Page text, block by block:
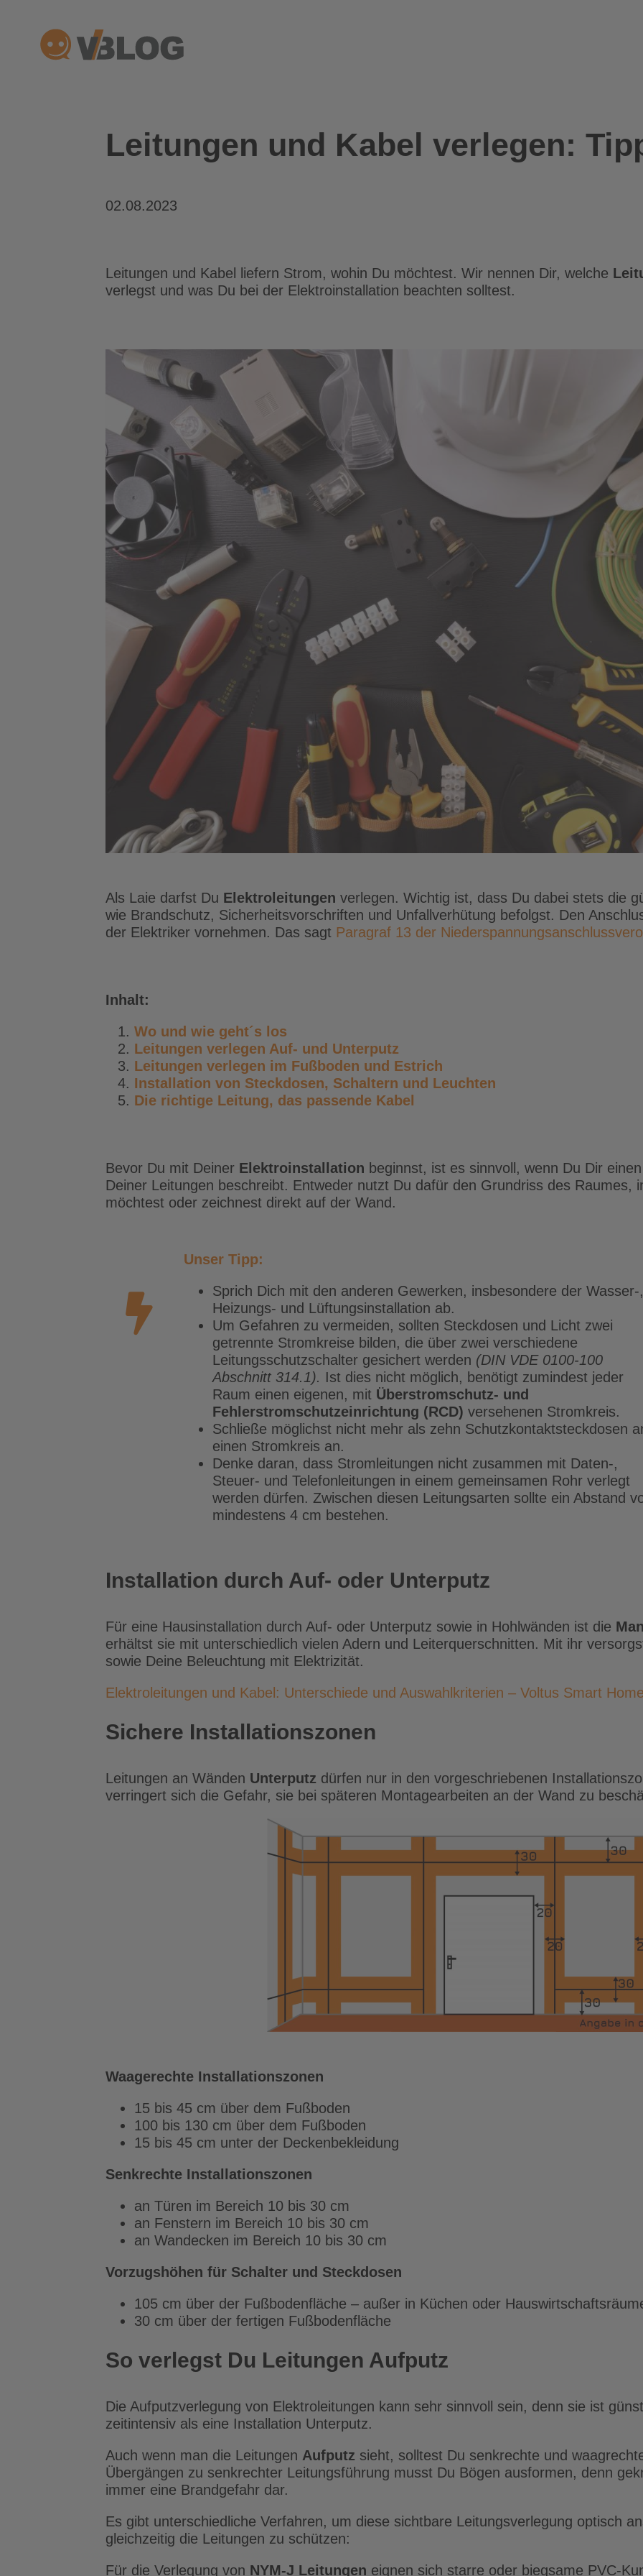
springen
Leitungen und Kabel verlegen:
02.08.2023
Leitungen und Kabel liefern Strom, wohin Du möchtest. Wir nennen Dir, welche
verlegst und was Du bei der Elektroinstallation beachten solltest.
Als Laie darfst Du Elektroleitungen verlegen. Wichtig ist, dass Du dabei stets die
wie Brandschutz, Sicherheitsvorschriften und Unfallverhütung befolgst. Den
der Elektriker vornehmen. Das sagt Paragraf 13 der
Inhalt:
Wo und wie geht´s
los
Leitungen verlegen Auf- und Unterputz
Leitungen verlegen im Fußboden und Estrich
Installation von Steckdosen, Schaltern und Leuchten
Die richtige Leitung, das passende Kabel
Bevor Du mit Deiner Elektroinstallation beginnst, ist es sinnvoll, wenn Du Dir
Deiner Leitungen beschreibt. Entweder nutzt Du dafür den Grundriss des Raumes,
möchtest oder zeichnest direkt auf der Wand.
Unser Tipp:
Sprich Dich mit den anderen Gewerken, insbesondere der Wasser-,
Heizungs- und Lüftungsinstallation ab.
Um Gefahren zu vermeiden, sollten Steckdosen und Licht zwei
getrennte Stromkreise bilden, die über zwei verschiedene
Leitungsschutzschalter gesichert werden (DIN VDE 0100-100
Abschnitt 314.1). Ist dies nicht möglich, benötigt zumindest jeder
Raum einen eigenen, mit Überstromschutz- und
Fehlerstromschutzeinrichtung (RCD) versehenen Stromkreis.
Schließe möglichst nicht mehr als zehn Schutzkontaktsteckdosen
einen Stromkreis an.
Denke daran, dass Stromleitungen nicht zusammen mit Daten-,
Steuer- und Telefonleitungen in einem gemeinsamen Rohr verlegt
werden dürfen. Zwischen diesen Leitungsarten sollte ein Abstand
mindestens 4 cm bestehen.
Installation durch Auf- oder Unterputz
Für eine Hausinstallation durch Auf- oder Unterputz sowie in Hohlwänden ist die
erhältst sie mit unterschiedlich vielen Adern und Leiterquerschnitten. Mit ihr
sowie Deine Beleuchtung mit Elektrizität.
Elektroleitungen und Kabel: Unterschiede und Auswahlkriterien – Voltus Smart
Sichere Installationszonen
Leitungen an Wänden Unterputz dürfen nur in den vorgeschriebenen
verringert sich die Gefahr, sie bei späteren Montagearbeiten an der Wand zu
Waagerechte Installationszonen
15 bis 45 cm über dem Fußboden
100 bis 130 cm über dem Fußboden
15 bis 45 cm unter der Deckenbekleidung
Senkrechte Installationszonen
an Türen im Bereich 10 bis 30 cm
an Fenstern im Bereich 10 bis 30 cm
an Wandecken im Bereich 10 bis 30 cm
Vorzugshöhen für Schalter und Steckdosen
105 cm über der Fußbodenfläche – außer in Küchen oder
30 cm über der fertigen Fußbodenfläche
So verlegst Du Leitungen Aufputz
Die Aufputzverlegung von Elektroleitungen kann sehr sinnvoll sein, denn sie ist
zeitintensiv als eine Installation Unterputz.
Auch wenn man die Leitungen Aufputz sieht, solltest Du senkrechte und
Übergängen zu senkrechter Leitungsführung musst Du Bögen ausformen, denn
immer eine Brandgefahr dar.
Es gibt unterschiedliche Verfahren, um diese sichtbare Leitungsverlegung optisch
gleichzeitig die Leitungen zu schützen:
Für die Verlegung von NYM-J Leitungen eignen sich starre oder biegsame PVC-